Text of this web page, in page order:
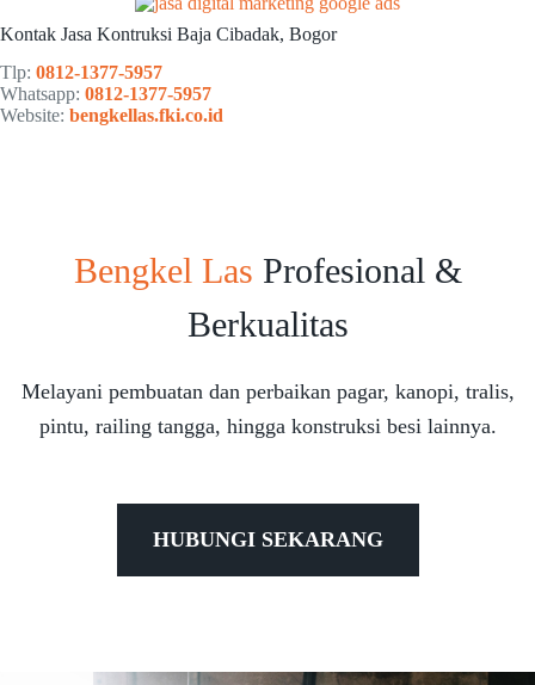
Kontak Jasa Kontruksi Baja Cibadak, Bogor
Tlp: 0812-1377-5957
Whatsapp: 0812-1377-5957
Website: bengkellas.fki.co.id
Bengkel Las Profesional &
Berkualitas
Melayani pembuatan dan perbaikan pagar, kanopi, tralis,
pintu, railing tangga, hingga konstruksi besi lainnya.
HUBUNGI SEKARANG